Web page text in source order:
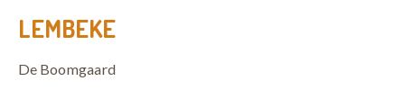
LEMBEKE
De Boomgaard